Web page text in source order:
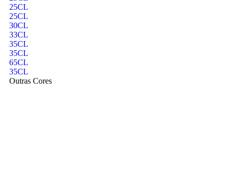
25CL
25CL
30CL
33CL
35CL
35CL
65CL
35CL
Outras Cores